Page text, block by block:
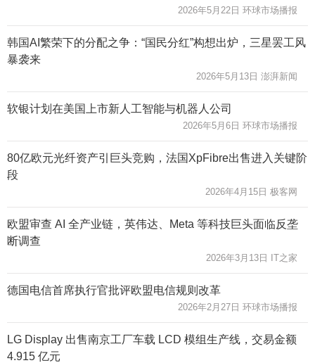
2026年5月22日 环球市场播报
韩国AI繁荣下的分配之争：“国民分红”构想出炉，三星罢工风
暴袭来
2026年5月13日 澎湃新闻
软银计划在美国上市新人工智能与机器人公司
2026年5月6日 环球市场播报
80亿欧元光纤资产引巨头竞购，法国XpFibre出售进入关键阶
段
2026年4月15日 极客网
欧盟审查 AI 全产业链，英伟达、Meta 等科技巨头面临反垄
断调查
2026年3月13日 IT之家
德国电信首席执行官批评欧盟电信规则改革
2026年2月27日 环球市场播报
LG Display 出售南京工厂车载 LCD 模组生产线，交易金额
4.915 亿元